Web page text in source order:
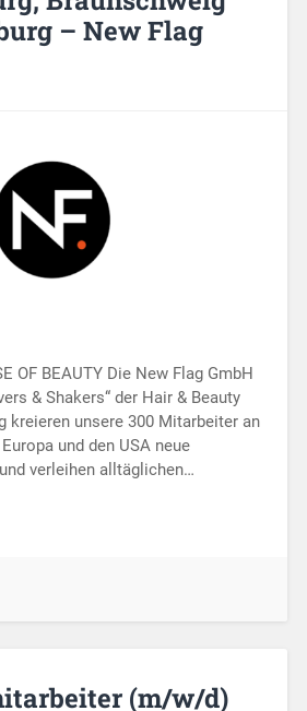
– New Flag
OF BEAUTY Die New Flag GmbH
& Shakers“ der Hair & Beauty
kreieren unsere 300 Mitarbeiter an
und den USA neue
verleihen alltäglichen…
(m/w/d)